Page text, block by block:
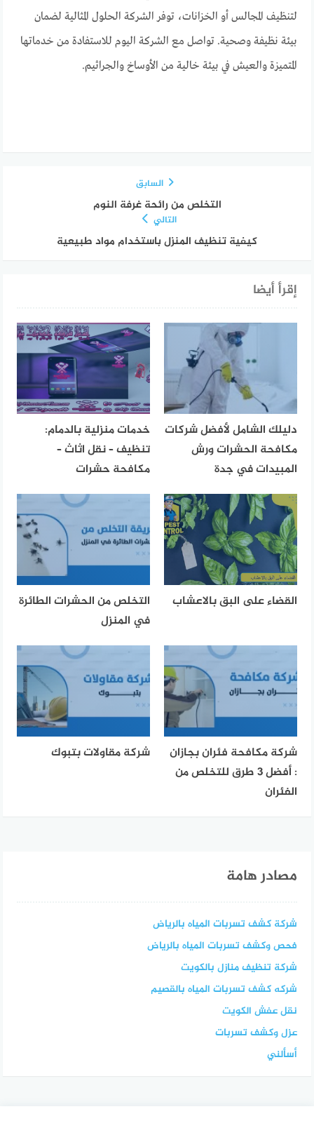
لتنظيف المجالس أو الخزانات، توفر الشركة الحلول المثالية لضمان
بيئة نظيفة وصحية. تواصل مع الشركة اليوم للاستفادة من خدماتها
المتميزة والعيش في بيئة خالية من الأوساخ والجراثيم.
السابق
التخلص من رائحة غرفة النوم
التالي
كيفية تنظيف المنزل باستخدام مواد طبيعية
إقرأ أيضا
دليلك الشامل لأفضل شركات
مكافحة الحشرات ورش
المبيدات في جدة
خدمات منزلية بالدمام:
تنظيف – نقل اثاث –
مكافحة حشرات
القضاء على البق بالاعشاب
التخلص من الحشرات الطائرة
في المنزل
شركة مكافحة فئران بجازان
: أفضل 3 طرق للتخلص من
الفئران
شركة مقاولات بتبوك
مصادر هامة
شركة كشف تسربات المياه بالرياض
فحص وكشف تسربات المياه بالرياض
شركة تنظيف منازل بالكويت
شركه كشف تسربات المياه بالقصيم
نقل عفش الكويت
عزل وكشف تسربات
أسألني